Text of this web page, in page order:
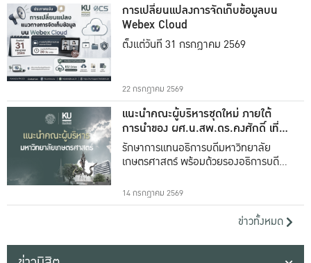
การเปลี่ยนแปลงการจัดเก็บข้อมูลบน
Webex Cloud
ตั้งแต่วันที่ 31 กรกฎาคม 2569
22 กรกฎาคม 2569
แนะนำคณะผู้บริหารชุดใหม่ ภายใต้
การนำของ ผศ.น.สพ.ดร.คงศักดิ์ เที่ยง
ธรรม
รักษาการแทนอธิการบดีมหาวิทยาลัย
เกษตรศาสตร์ พร้อมด้วยรองอธิการบดีทั้ง
14 กรกฎาคม 2569
ข่าวทั้งหมด